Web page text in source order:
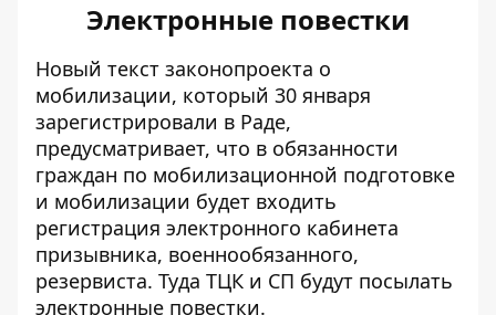
Электронные повестки
Новый текст законопроекта о
мобилизации, который 30 января
зарегистрировали в Раде,
предусматривает, что в обязанности
граждан по мобилизационной подготовке
и мобилизации будет входить
регистрация электронного кабинета
призывника, военнообязанного,
резервиста. Туда ТЦК и СП будут посылать
электронные повестки.